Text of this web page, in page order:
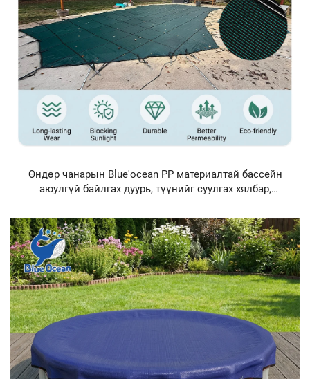
бүсгүйцүүлж бүсгүйцүүлж бүсгүйцүүлж бүсгүйцүүлж
бүсгүйцүүлж бүсгүйцүүлж бүсгүйцүүлж бүсгүйцүүлж
бүсгүйцүүлж бүсгүйцүүлж бүсгүйцүүлж бүсгүйцүүлж
бүсгүйцүүлж бүсгүйцүүлж бүсгүйцүүлж бүсгүйцүүлж
бүсгүйцүүлж бүсгүйцүүлж бүсгүйцүүлж бүсгүйцүүлж
бүсгүйцү......
Өндөр чанарын Blue'ocean PP материалтай бассейн
аюулгүй байлгах дуурь, түүнийг суулгах хялбар,